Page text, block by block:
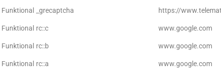
Funktional _grecaptcha https://
Funktional rc::c www.google.com
Funktional rc::b www.google.com
Funktional rc::a www.google.com